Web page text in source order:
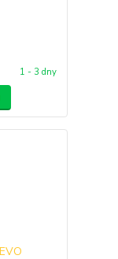
1 - 3 dny